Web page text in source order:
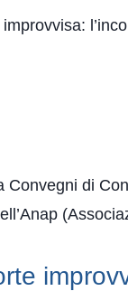
Convegni di